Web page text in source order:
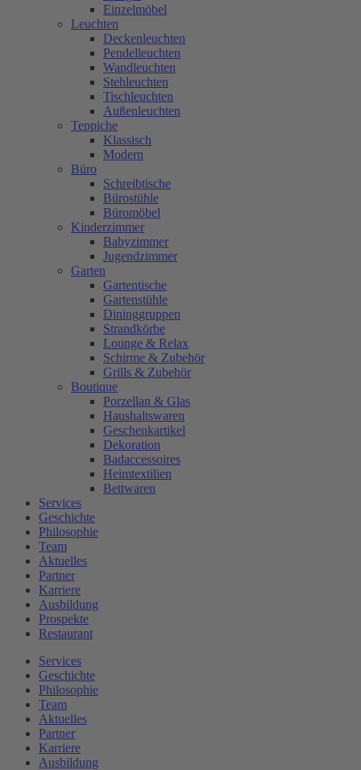
Einzelmöbel
Leuchten
Deckenleuchten
Pendelleuchten
Wandleuchten
Stehleuchten
Tischleuchten
Außenleuchten
Teppiche
Klassisch
Modern
Büro
Schreibtische
Bürostühle
Büromöbel
Kinderzimmer
Babyzimmer
Jugendzimmer
Garten
Gartentische
Gartenstühle
Dininggruppen
Strandkörbe
Lounge & Relax
Schirme & Zubehör
Grills & Zubehör
Boutique
Porzellan & Glas
Haushaltswaren
Geschenkartikel
Dekoration
Badaccessoires
Heimtextilien
Bettwaren
Services
Geschichte
Philosophie
Team
Aktuelles
Partner
Karriere
Ausbildung
Prospekte
Restaurant
Services
Geschichte
Philosophie
Team
Aktuelles
Partner
Karriere
Ausbildung